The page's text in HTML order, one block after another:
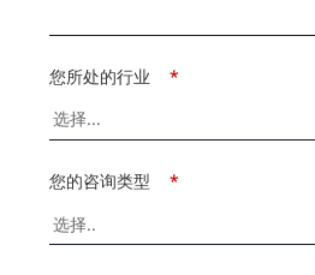
*
您所处的行业
*
您的咨询类型